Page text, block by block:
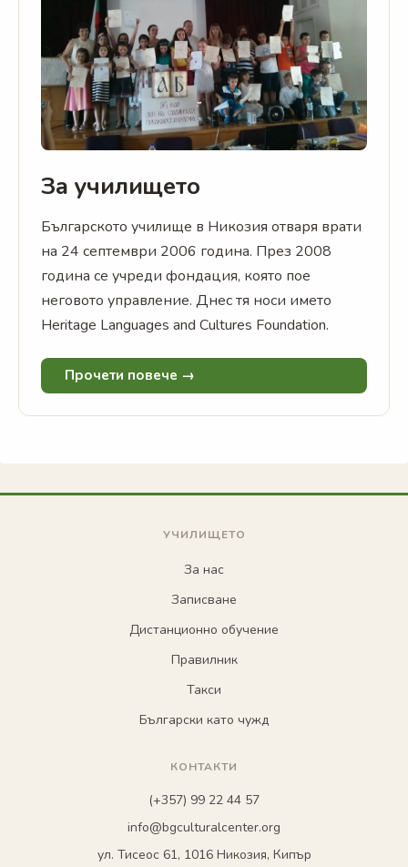
За училището
Българското училище в Никозия отваря врати
на 24 септември 2006 година. През 2008
година се учреди фондация, която пое
неговото управление. Днес тя носи името
Heritage Languages and Cultures Foundation.
Прочети повече →
УЧИЛИЩЕТО
За нас
Записване
Дистанционно обучение
Правилник
Такси
Български като чужд
КОНТАКТИ
(+357) 99 22 44 57
info@bgculturalcenter.org
ул. Тисеос 61, 1016 Никозия, Кипър